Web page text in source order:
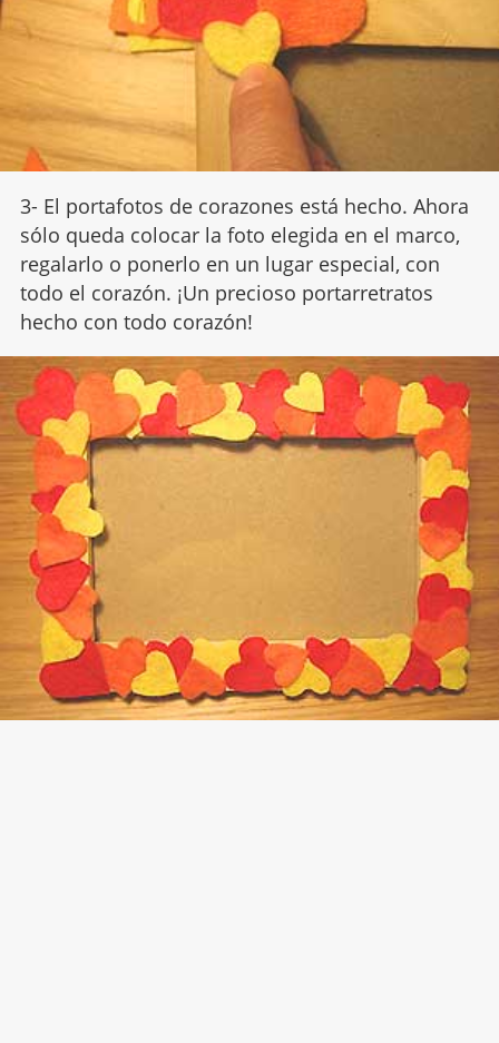
3- El portafotos de corazones está hecho. Ahora
sólo queda colocar la foto elegida en el marco,
regalarlo o ponerlo en un lugar especial, con
todo el corazón. ¡Un precioso portarretratos
hecho con todo corazón!